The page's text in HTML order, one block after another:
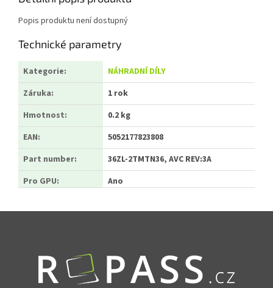
Popis produktu není dostupný
Technické parametry
Kategorie:
NÁHRADNÍ DÍLY
Záruka:
1 rok
Hmotnost:
0.2 kg
EAN:
5052177823808
Part number:
36ZL-2TMTN36, AVC REV:3A
Pro GPU: Ano